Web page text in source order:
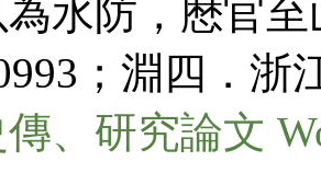
為水防，厯官
；淵四．
、研究論文